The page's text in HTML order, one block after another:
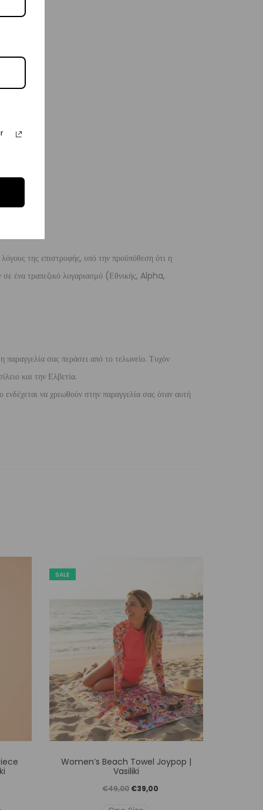
της επιστροφής, υπό την προϋπόθεση ότι η
ένα τραπεζικό λογαριασμό (Εθνικής, Alpha,
παραγγελία σας περάσει από το τελωνείο. Τυχόν
και την Ελβετία.
να χρεωθούν στην παραγγελία σας όταν αυτή
SALE
το
προϊόν
Women’s Beach Towel Joypop |
Vasiliki
€49,00 Original
price
€39,00